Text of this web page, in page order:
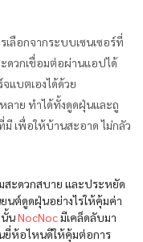
ลือกจากระบบเซนเซอร์ที่
ดวกเชื่อมต่อผ่านแอปได้
แบตเองได้ด้วย
ลาย ทำได้ทั้งดูดฝุ่นและถู
เพื่อให้บ้านสะอาด ไม่กลัว
สะดวกสบาย และประหยัด
นต์ดูดฝุ่นอย่างไรให้คุ้มค่า
นั้นNocNocมีเคล็ดลับมา
ยี่ห้อไหนดีให้คุ้มต่อการ